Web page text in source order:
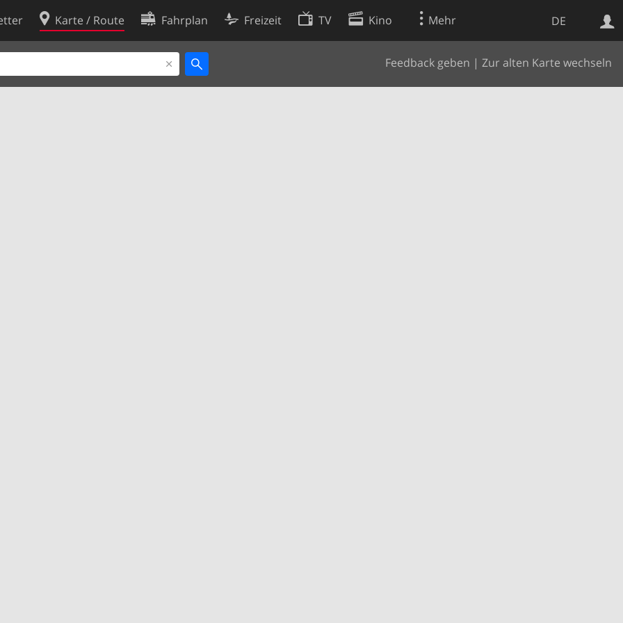
DE
Karte / Route Fahrplan Freizeit TV Kino Mehr
Feedback geben | Zur alten Karte wechseln
Websuche
Cookie-Richtlinie
Cookie-Einstellungen